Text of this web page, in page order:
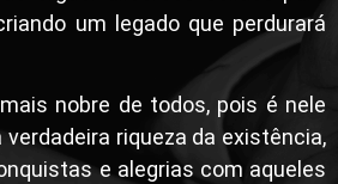
um legado que perdurará
nobre de todos, pois é nele
riqueza da existência,
e alegrias com aqueles